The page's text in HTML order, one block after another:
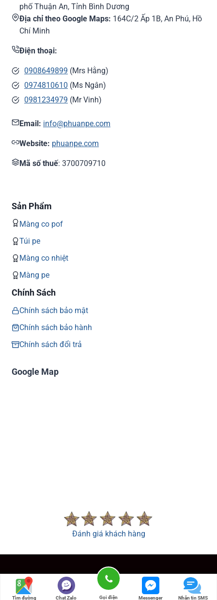
phố Thuận An, Tỉnh Bình Dương
Địa chỉ theo Google Maps: 164C/2 Ấp 1B, An Phú, Hồ
Chí Minh
Điện thoại:
0908649899 (Mrs Hằng)
0974810610 (Ms Ngân)
0981234979 (Mr Vinh)
Email: info@phuanpe.com
Website: phuanpe.com
Mã số thuế: 3700709710
Sản Phẩm
Màng co pof
Túi pe
Màng co nhiệt
Màng pe
Chính Sách
Chính sách bảo mật
Chính sách bảo hành
Chính sách đổi trả
Google Map
Đánh giá khách hàng
© 2026 - Công ty TNHH Sản Xuất - Thương Mại Phú An
Tìm đường Chat Zalo Gọi điện Messenger Nhắn tin SMS